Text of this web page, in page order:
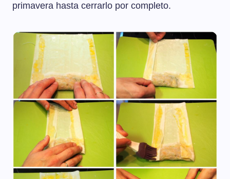
primavera hasta cerrarlo por completo.